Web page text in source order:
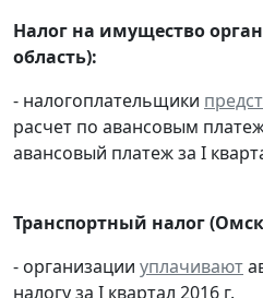
Налог на имущество
область):
- налогоплательщики
расчет по авансовым
авансовый платеж за I
Транспортный налог
- организации уплачивают
налогу за I квартал 2016 г.